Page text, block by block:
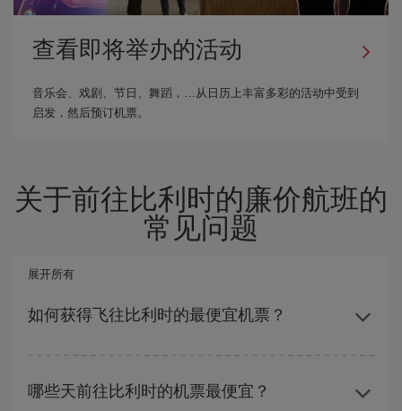
查看即将举办的活动
音乐会、戏剧、节日、舞蹈，…从日历上丰富多彩的活动中受到
启发，然后预订机票。
关于前往比利时的廉价航班的
常见问题
展开所有
如何获得飞往比利时的最便宜机票？
票费用并获得最便宜的机票。 此外，如果还没有决定旅行目的地，
可以查看我们的优惠，使自己从中受到启发：您一定会找到最便宜
哪些天前往比利时的机票最便宜？